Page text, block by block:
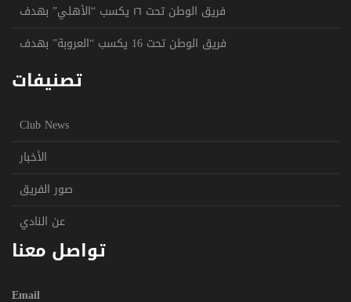
فريق الوطن تحت ١٦ يكسب “الأهلي” بهدف
فريق الوطن تحت 16 يكسب “العروبة” بهدف
تصنيفات
Club News
الأخبار
صور الفريق
عن النادي
تواصل معنا
Email